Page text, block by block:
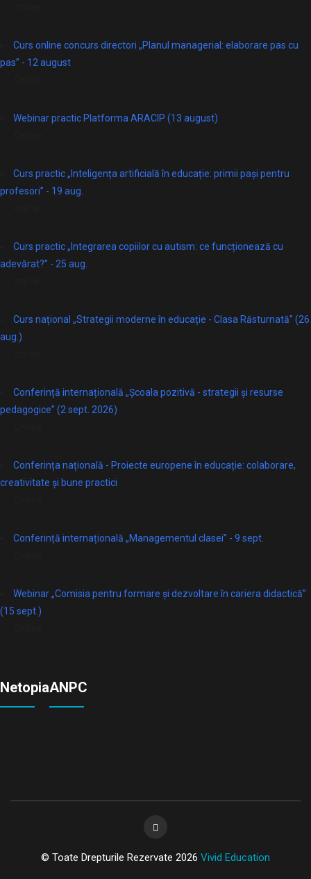
Curs online concurs directori „Planul managerial: elaborare pas cu
pas” - 12 august
Webinar practic Platforma ARACIP (13 august)
Curs practic „Inteligența artificială în educație: primii pași pentru
profesori” - 19 aug.
Curs practic „Integrarea copiilor cu autism: ce funcționează cu
adevărat?” - 25 aug.
Curs național „Strategii moderne în educație - Clasa Răsturnată” (26
aug.)
Conferință internațională „Școala pozitivă - strategii și resurse
pedagogice” (2 sept. 2026)
Conferința națională - Proiecte europene în educație: colaborare,
creativitate și bune practici
Conferință internațională „Managementul clasei” - 9 sept.
Webinar „Comisia pentru formare și dezvoltare în cariera didactică”
(15 sept.)
NetopiaANPC
© Toate Drepturile Rezervate 2026 Vivid Education